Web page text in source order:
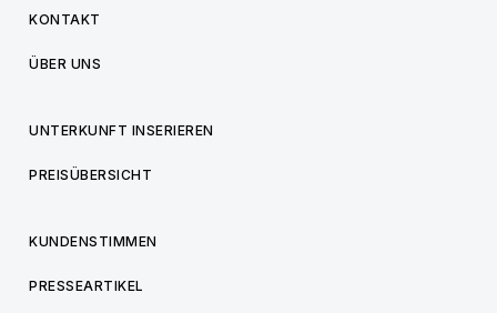
KONTAKT
ÜBER UNS
UNTERKUNFT INSERIEREN
PREISÜBERSICHT
KUNDENSTIMMEN
PRESSEARTIKEL